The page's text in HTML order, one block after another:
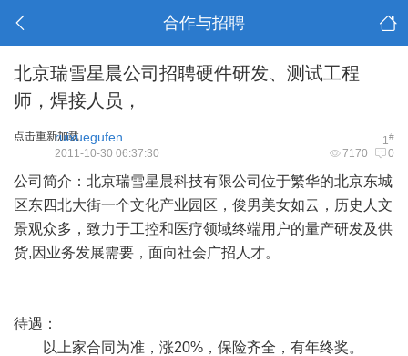
合作与招聘
北京瑞雪星晨公司招聘硬件研发、测试工程
师，焊接人员，
点击重新加载 1#
ruixuegufen
7170 0
2011-10-30 06:37:30
公司简介：北京瑞雪星晨科技有限公司位于繁华的北京东城
区东四北大街一个文化产业园区，俊男美女如云，历史人文
景观众多，致力于工控和医疗领域终端用户的量产研发及供
货,因业务发展需要，面向社会广招人才。
待遇：
以上家合同为准，涨20%，保险齐全，有年终奖。